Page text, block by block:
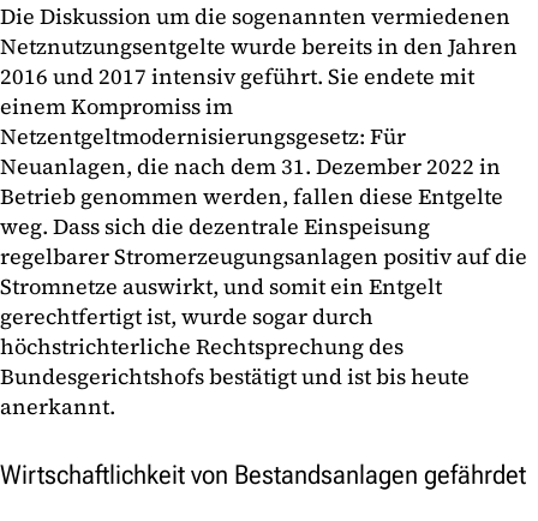
Die Diskussion um die sogenannten vermiedenen
Netznutzungsentgelte wurde bereits in den Jahren
2016 und 2017 intensiv geführt. Sie endete mit
einem Kompromiss im
Netzentgeltmodernisierungsgesetz: Für
Neuanlagen, die nach dem 31. Dezember 2022 in
Betrieb genommen werden, fallen diese Entgelte
weg. Dass sich die dezentrale Einspeisung
regelbarer Stromerzeugungsanlagen positiv auf die
Stromnetze auswirkt, und somit ein Entgelt
gerechtfertigt ist, wurde sogar durch
höchstrichterliche Rechtsprechung des
Bundesgerichtshofs bestätigt und ist bis heute
anerkannt.
Wirtschaftlichkeit von Bestandsanlagen gefährdet